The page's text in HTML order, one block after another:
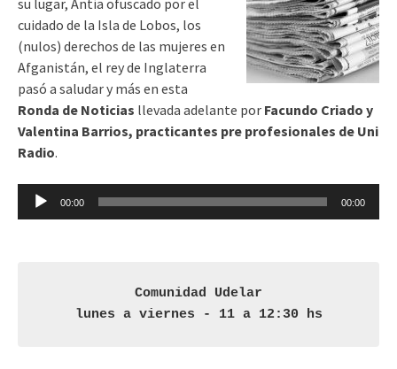
cuidado de la Isla de Lobos, los
(nulos) derechos de las mujeres en
Afganistán, el rey de Inglaterra
pasó a saludar y más en esta
Ronda de Noticias llevada adelante por Facundo Criado y
Valentina Barrios, practicantes pre profesionales de Uni
Radio.
Reproductor
00:00 00:00
Comunidad Udelar
lunes a viernes - 11 a 12:30 hs